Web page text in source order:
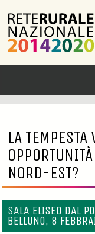
LA TEMPESTA
NORD-EST?
SALA ELISEO DAL
BELLUNO, 8